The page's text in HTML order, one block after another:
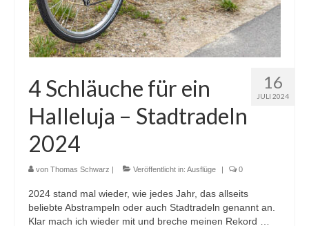
16
JULI 2024
4 Schläuche für ein
Halleluja – Stadtradeln
2024
von Thomas Schwarz | Veröffentlicht in: Ausflüge | 0
2024 stand mal wieder, wie jedes Jahr, das allseits
beliebte Abstrampeln oder auch Stadtradeln genannt an.
Klar mach ich wieder mit und breche meinen Rekord …